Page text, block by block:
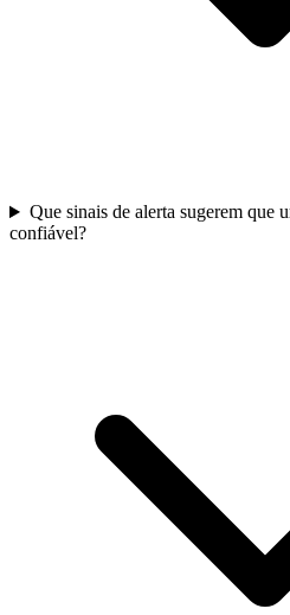
Que sinais de alerta sugerem que
confiável?